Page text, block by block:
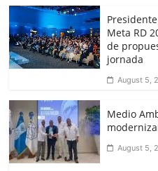
Meta RD
de
jornada
August 5,
Medio
August 5,